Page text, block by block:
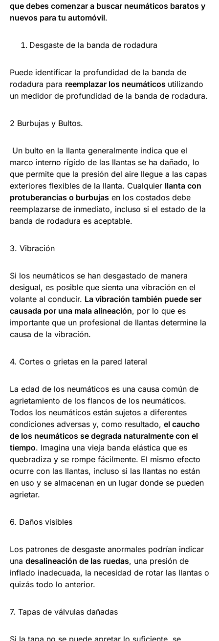
que debes comenzar a buscar neumáticos baratos y
nuevos para tu automóvil.
Desgaste de la banda de rodadura
Puede identificar la profundidad de la banda de
rodadura para reemplazar los neumáticos utilizando
un medidor de profundidad de la banda de rodadura.
2 Burbujas y Bultos.
Un bulto en la llanta generalmente indica que el
marco interno rígido de las llantas se ha dañado, lo
que permite que la presión del aire llegue a las capas
exteriores flexibles de la llanta. Cualquier llanta con
protuberancias o burbujas en los costados debe
reemplazarse de inmediato, incluso si el estado de la
banda de rodadura es aceptable.
3. Vibración
Si los neumáticos se han desgastado de manera
desigual, es posible que sienta una vibración en el
volante al conducir. La vibración también puede ser
causada por una mala alineación, por lo que es
importante que un profesional de llantas determine la
causa de la vibración.
4. Cortes o grietas en la pared lateral
La edad de los neumáticos es una causa común de
agrietamiento de los flancos de los neumáticos.
Todos los neumáticos están sujetos a diferentes
condiciones adversas y, como resultado, el caucho
de los neumáticos se degrada naturalmente con el
tiempo. Imagina una vieja banda elástica que es
quebradiza y se rompe fácilmente. El mismo efecto
ocurre con las llantas, incluso si las llantas no están
en uso y se almacenan en un lugar donde se pueden
agrietar.
6. Daños visibles
Los patrones de desgaste anormales podrían indicar
una desalineación de las ruedas, una presión de
inflado inadecuada, la necesidad de rotar las llantas o
quizás todo lo anterior.
7. Tapas de válvulas dañadas